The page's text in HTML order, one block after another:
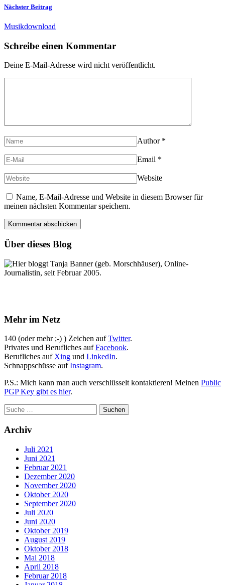
Nächster Beitrag
Musikdownload
Schreibe einen Kommentar
Deine E-Mail-Adresse wird nicht veröffentlicht.
Author *
Email *
Website
Name, E-Mail-Adresse und Website in diesem Browser für
meinen nächsten Kommentar speichern.
Über dieses Blog
Hier bloggt Tanja Banner (geb. Morschhäuser), Online-
Journalistin, seit Februar 2005.
Mehr im Netz
140 (oder mehr ;-) ) Zeichen aufTwitter.
Privates und Berufliches aufFacebook.
Berufliches auf Xing und LinkedIn.
Schnappschüsse aufInstagram.
P.S.: Mich kann man auch verschlüsselt kontaktieren! Meinen Public
PGP Key gibt es hier.
Archiv
Juli 2021
Juni 2021
Februar 2021
Dezember 2020
November 2020
Oktober 2020
September 2020
Juli 2020
Juni 2020
Oktober 2019
August 2019
Oktober 2018
Mai 2018
April 2018
Februar 2018